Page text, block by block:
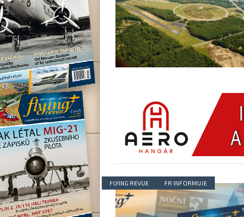
FLYING REVUE FR INFORMUJE